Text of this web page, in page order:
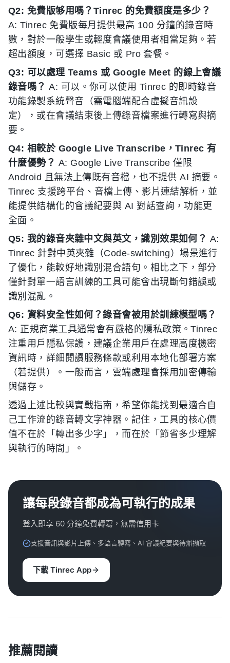
Q2: 免費版够用嗎？Tinrec 的免費額度是多少？
A: Tinrec 免費版每月提供最高 100 分鐘的錄音時
數，對於一般學生或輕度會議使用者相當足夠。若
超出額度，可選擇 Basic 或 Pro 套餐。
Q3: 可以處理 Teams 或 Google Meet 的線上會議
錄音嗎？ A: 可以。你可以使用 Tinrec 的即時錄音
功能錄製系統聲音（需電腦端配合虛擬音訊設
定），或在會議結束後上傳錄音檔案進行轉寫與摘
要。
Q4: 相較於 Google Live Transcribe，Tinrec 有
什麼優勢？ A: Google Live Transcribe 僅限
Android 且無法上傳既有音檔，也不提供 AI 摘要。
Tinrec 支援跨平台、音檔上傳、影片連結解析，並
能提供結構化的會議紀要與 AI 對話查詢，功能更
全面。
Q5: 我的錄音夾雜中文與英文，識別效果如何？ A:
Tinrec 針對中英夾雜（Code-switching）場景進行
了優化，能較好地識別混合語句。相比之下，部分
僅針對單一語言訓練的工具可能會出現斷句錯誤或
識別混亂。
Q6: 資料安全性如何？錄音會被用於訓練模型嗎？
A: 正規商業工具通常會有嚴格的隱私政策。Tinrec
注重用戶隱私保護，建議企業用戶在處理高度機密
資訊時，詳細閱讀服務條款或利用本地化部署方案
（若提供）。一般而言，雲端處理會採用加密傳輸
與儲存。
透過上述比較與實戰指南，希望你能找到最適合自
己工作流的錄音轉文字神器。記住，工具的核心價
值不在於「轉出多少字」，而在於「節省多少理解
與執行的時間」。
讓每段錄音都成為可執行的成果
登入即享 60 分鐘免費轉寫，無需信用卡
支援音訊與影片上傳、多語言轉寫、AI 會議紀要與待辦擷取
下載 Tinrec App
推薦閱讀